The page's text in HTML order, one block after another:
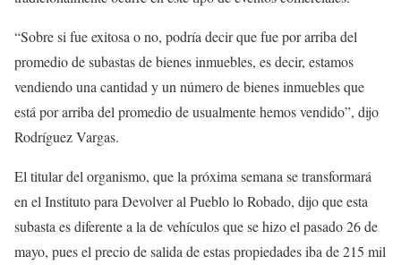
“Sobre si fue exitosa o no, podría decir que fue por arriba del
promedio de subastas de bienes inmuebles, es decir, estamos
vendiendo una cantidad y un número de bienes inmuebles que
está por arriba del promedio de usualmente hemos vendido”, dijo
Rodríguez Vargas.
El titular del organismo, que la próxima semana se transformará
en el Instituto para Devolver al Pueblo lo Robado, dijo que esta
subasta es diferente a la de vehículos que se hizo el pasado 26 de
mayo, pues el precio de salida de estas propiedades iba de 215 mil